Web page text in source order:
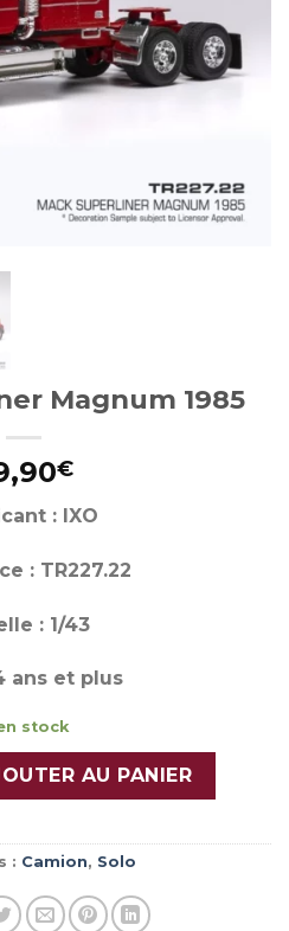
Magnum 1985
€
: IXO
: TR227.22
: 1/43
ans et plus
stock
Magnum 1985
AU PANIER
: Camion, Solo